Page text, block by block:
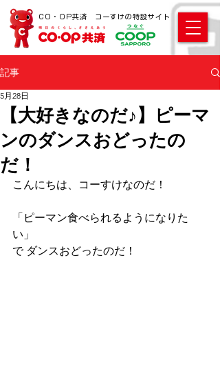
CO・OP共済 コーすけの特設サイト
記事
【大好きなのだ♪】ピーマ
ンのダンスおどったの
だ！
5月28日
こんにちは、コーすけなのだ！
「ピーマン食べられるようになりた
い」
で ダンスおどったのだ！